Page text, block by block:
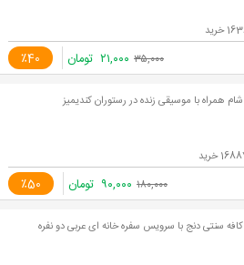
٪40 ۳۵,۰۰۰ ۲۱,۰۰۰ تومان
شام همراه با موسیقی زنده در رستوران کندیمیز
٪50 ۱۸۰,۰۰۰ ۹۰,۰۰۰ تومان
کافه سنتی دنج با سرویس سفره خانه ای عربی دو نفره